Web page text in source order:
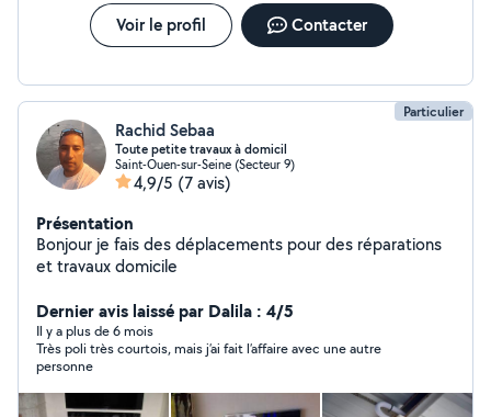
Voir le profil
Contacter
Particulier
Rachid Sebaa
Toute petite travaux à domicil
Saint-Ouen-sur-Seine (Secteur 9)
4,9/5 (7 avis)
Présentation
Bonjour je fais des déplacements pour des réparations
et travaux domicile
Dernier avis laissé par Dalila : 4/5
Il y a plus de 6 mois
Très poli très courtois, mais j’ai fait l’affaire avec une autre
personne